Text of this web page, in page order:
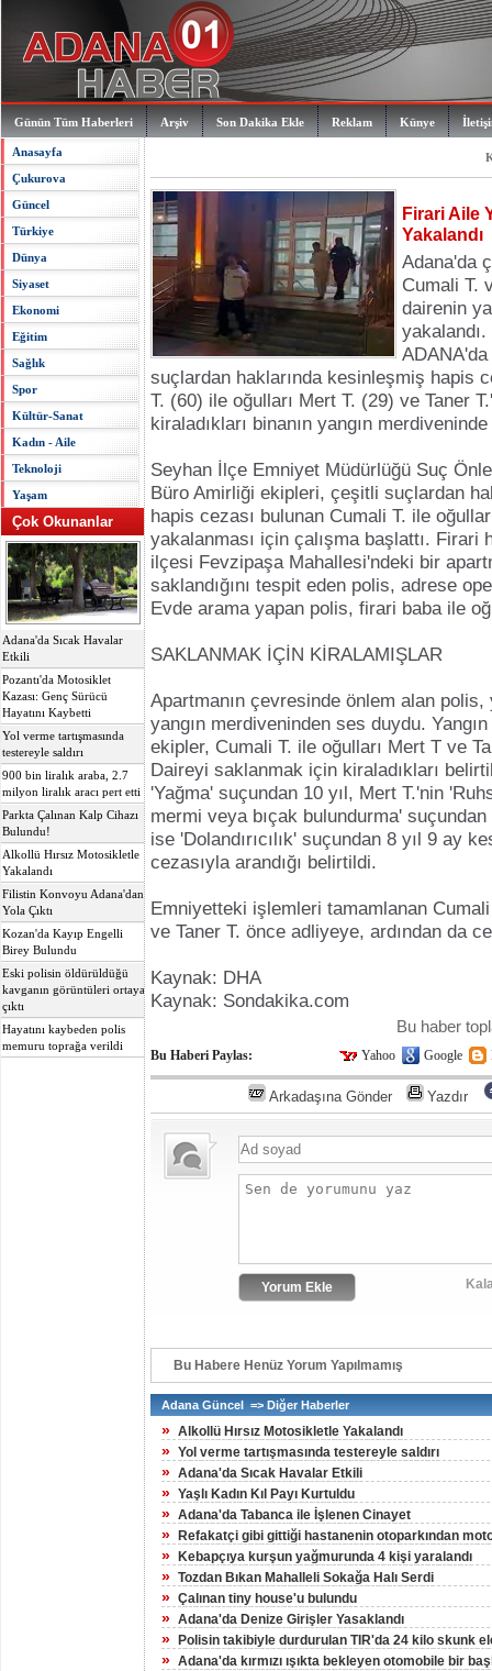
Günün Tüm Haberleri Arşiv Son Dakika Ekle Reklam Künye
Anasayfa
Çukurova
Güncel
Türkiye
Dünya
Siyaset
Ekonomi
Eğitim
Sağlık
Spor
Kültür-Sanat
Kadın - Aile
Teknoloji
Yaşam
Çok Okunanlar
Adana'da Sıcak Havalar
Etkili
Pozantı'da Motosiklet
Kazası: Genç Sürücü
Hayatını Kaybetti
Yol verme tartışmasında
testereyle saldırı
900 bin liralık araba, 2.7
milyon liralık aracı pert etti
Parkta Çalınan Kalp Cihazı
Bulundu!
Alkollü Hırsız Motosikletle
Yakalandı
Filistin Konvoyu Adana'dan
Yola Çıktı
Kozan'da Kayıp Engelli
Birey Bulundu
Eski polisin öldürüldüğü
kavganın görüntüleri ortaya
çıktı
Hayatını kaybeden polis
memuru toprağa verildi
Firari Aile
Yakalandı
Adana'da
Cumali T.
dairenin
yakalandı.
suçlardan haklarında kesinleşmiş hapis
T. (60) ile oğulları Mert T. (29) ve Taner
kiraladıkları binanın yangın
Seyhan İlçe Emniyet Müdürlüğü Suç
Büro Amirliği ekipleri, çeşitli suçlardan
hapis cezası bulunan Cumali T. ile
yakalanması için çalışma başlattı. Firari
ilçesi Fevzipaşa Mahallesi'ndeki bir
saklandığını tespit eden polis, adrese
Evde arama yapan polis, firari baba ile
SAKLANMAK İÇİN KİRALAMIŞLAR
Apartmanın çevresinde önlem alan polis,
yangın merdiveninden ses duydu.
ekipler, Cumali T. ile oğulları Mert T ve
Daireyi saklanmak için kiraladıkları
'Yağma' suçundan 10 yıl, Mert T.'nin
mermi veya bıçak bulundurma' suçundan
ise 'Dolandırıcılık' suçundan 8 yıl 9 ay
cezasıyla arandığı belirtildi.
Emniyetteki işlemleri tamamlanan
ve Taner T. önce adliyeye, ardından da
Kaynak: DHA
Kaynak: Sondakika.com
Bu haber
Bu Haberi Paylas: Yahoo Google
Arkadaşına Gönder Yazdır
Bu Habere Henüz Yorum Yapılmamış
Adana Güncel => Diğer Haberler
» Alkollü Hırsız Motosikletle Yakalandı
» Yol verme tartışmasında testereyle saldırı
» Adana'da Sıcak Havalar Etkili
» Yaşlı Kadın Kıl Payı Kurtuldu
» Adana'da Tabanca ile İşlenen Cinayet
» Refakatçi gibi gittiği hastanenin otoparkından
» Kebapçıya kurşun yağmurunda 4 kişi yaralandı
» Tozdan Bıkan Mahalleli Sokağa Halı Serdi
» Çalınan tiny house'u bulundu
» Adana'da Denize Girişler Yasaklandı
» Polisin takibiyle durdurulan TIR'da 24 kilo skunk
» Adana'da kırmızı ışıkta bekleyen otomobile bir